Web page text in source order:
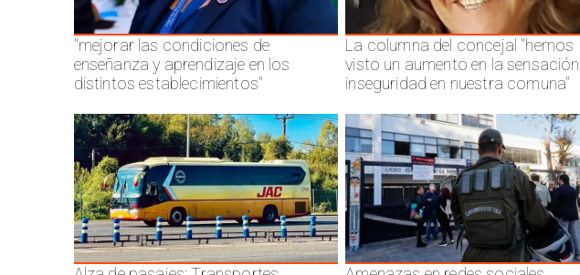
"mejorar las condiciones de
enseñanza y aprendizaje en los
distintos establecimientos"
La columna del concejal "hemos
visto un aumento en la
inseguridad en nuestra comuna"